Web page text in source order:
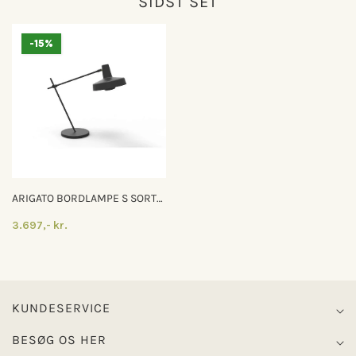
-15%
ARIGATO BORDLAMPE S SORT
3.697,- kr.
KUNDESERVICE
BESØG OS HER